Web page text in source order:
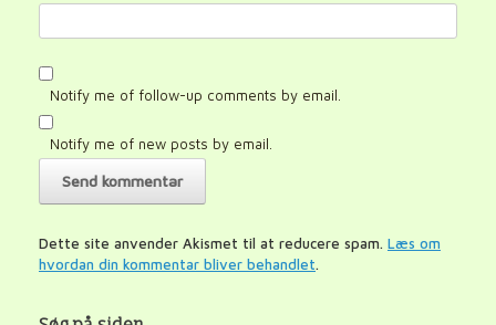
Notify me of follow-up comments by email.
Notify me of new posts by email.
Dette site anvender Akismet til at reducere spam. Læs om
hvordan din kommentar bliver behandlet.